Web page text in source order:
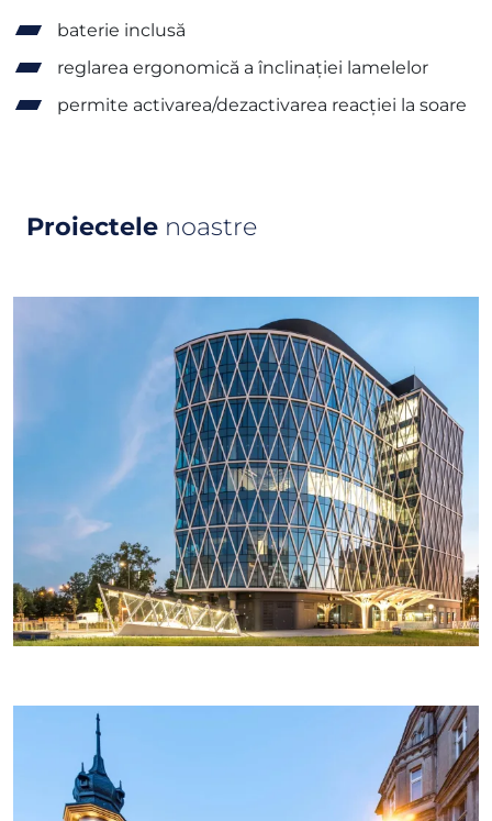
baterie inclusă
reglarea ergonomică a înclinației lamelelor
permite activarea/dezactivarea reacției la soare
Proiectele noastre